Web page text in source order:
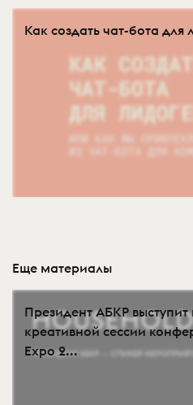
Как создать чат-бота для
Еще материалы
Президент АБКР
креативной сессии
Expo 2...